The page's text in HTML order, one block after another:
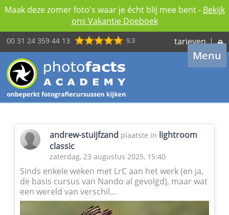
Maak deze zomer foto's waar je écht blij mee bent - Bekijk
ons Vakantie Doeboek
00 31 24 359 44 13 9,3 tarieven |
Menu
andrew-stuijfzand plaatste in lightroom
classic
zaterdag, 23 augustus 2025, 15:40
Sinds enkele weken met LrC aan het werk (en ja,
de basis cursus van Nando al gevolgd), maar wat
een wereld van verschil…